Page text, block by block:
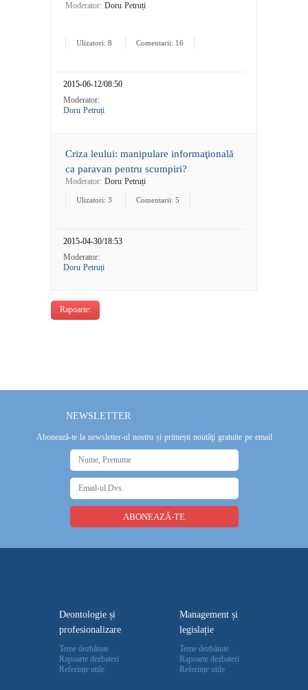
Moderator: Doru Petruți
Ulizatori: 8 Comentarii: 16
2015-06-12/08:50
Moderator:
Doru Petruți
Criza leului: manipulare informaţională
ca paravan pentru scumpiri?
Moderator: Doru Petruți
Ulizatori: 3 Comentarii: 5
2015-04-30/18:53
Moderator:
Doru Petruți
Rapoarte:
NEWSLETTER
Abonează-te la newsletter-ul nostru și primești noutăţi gratuite pe email
Deontologie și
profesionalizare
Teme dezbătute
Rapoarte dezbateri
Referințe utile
Management și
legislație
Teme dezbătute
Rapoarte dezbateri
Referințe utile